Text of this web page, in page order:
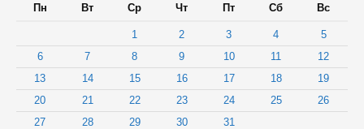
Пн Вт Ср Чт Пт Сб Вс
1 2 3 4
5
6
7 8 9 10 11
12
13
14 15 16 17 18
19
20
21 22 23 24 25
26
27
28 29 30 31